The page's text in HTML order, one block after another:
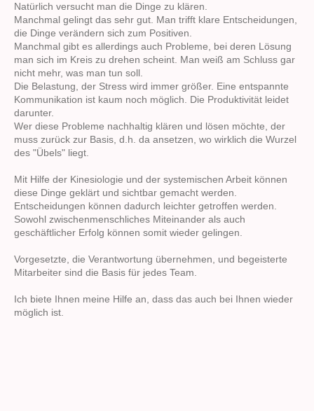
Natürlich versucht man die Dinge zu klären.
Manchmal gelingt das sehr gut. Man trifft klare Entscheidungen,
die Dinge verändern sich zum Positiven.
Manchmal gibt es allerdings auch Probleme, bei deren Lösung
man sich im Kreis zu drehen scheint. Man weiß am Schluss gar
nicht mehr, was man tun soll.
Die Belastung, der Stress wird immer größer. Eine entspannte
Kommunikation ist kaum noch möglich. Die Produktivität leidet
darunter.
Wer diese Probleme nachhaltig klären und lösen möchte, der
muss zurück zur Basis, d.h. da ansetzen, wo wirklich die Wurzel
des "Übels" liegt.
Mit Hilfe der Kinesiologie und der systemischen Arbeit können
diese Dinge geklärt und sichtbar gemacht werden.
Entscheidungen können dadurch leichter getroffen werden.
Sowohl zwischenmenschliches Miteinander als auch
geschäftlicher Erfolg können somit wieder gelingen.
Vorgesetzte, die Verantwortung übernehmen, und begeisterte
Mitarbeiter sind die Basis für jedes Team.
Ich biete Ihnen meine Hilfe an, dass das auch bei Ihnen wieder
möglich ist.